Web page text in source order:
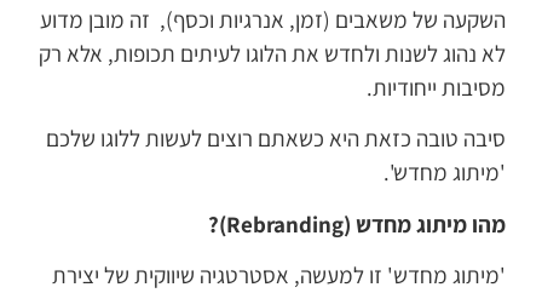
השקעה של משאבים (זמן, אנרגיות וכסף), זה מובן מדוע
לא נהוג לשנות ולחדש את הלוגו לעיתים תכופות, אלא רק
מסיבות ייחודיות.
סיבה טובה כזאת היא כשאתם רוצים לעשות ללוגו שלכם
'מיתוג מחדש'.
מהו מיתוג מחדש (Rebranding)?
'מיתוג מחדש' זו למעשה, אסטרטגיה שיווקית של יצירת